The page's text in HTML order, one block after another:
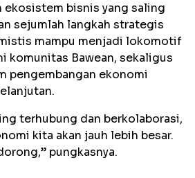
ekosistem bisnis yang saling
sejumlah langkah strategis
mampu menjadi lokomotif
komunitas Bawean, sekaligus
pengembangan ekonomi
terhubung dan berkolaborasi,
kita akan jauh lebih besar.
pungkasnya.